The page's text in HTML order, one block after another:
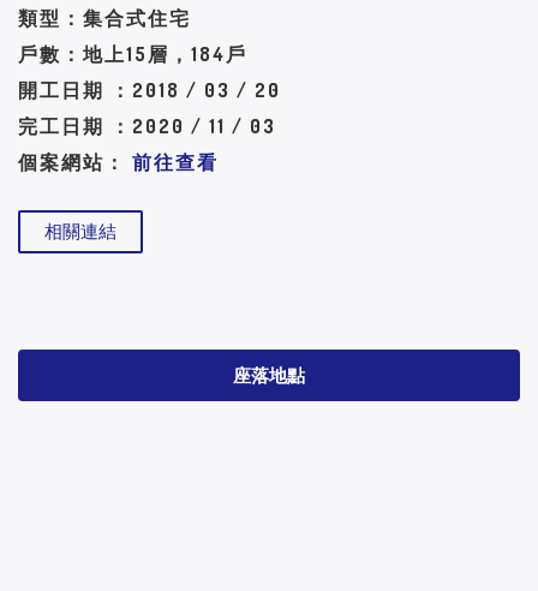
類型：集合式住宅
戶數：地上15層，184戶
開工日期 ：2018 / 03 / 20
完工日期 ：2020 / 11 / 03
個案網站： 前往查看
相關連結
座落地點